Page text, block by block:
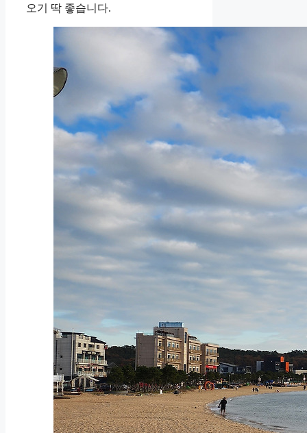
오기 딱 좋습니다.